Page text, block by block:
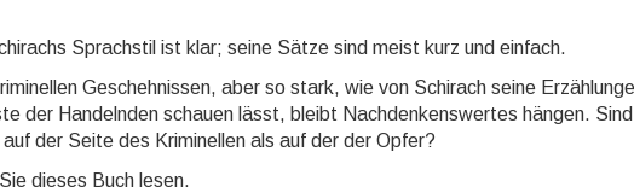
Sprachstil ist klar; seine Sätze sind meist kurz und einfach.
Geschehnissen, aber so stark, wie von Schirach seine
der Handelnden schauen lässt, bleibt Nachdenkenswertes hängen.
der Seite des Kriminellen als auf der der Opfer?
dieses Buch lesen.